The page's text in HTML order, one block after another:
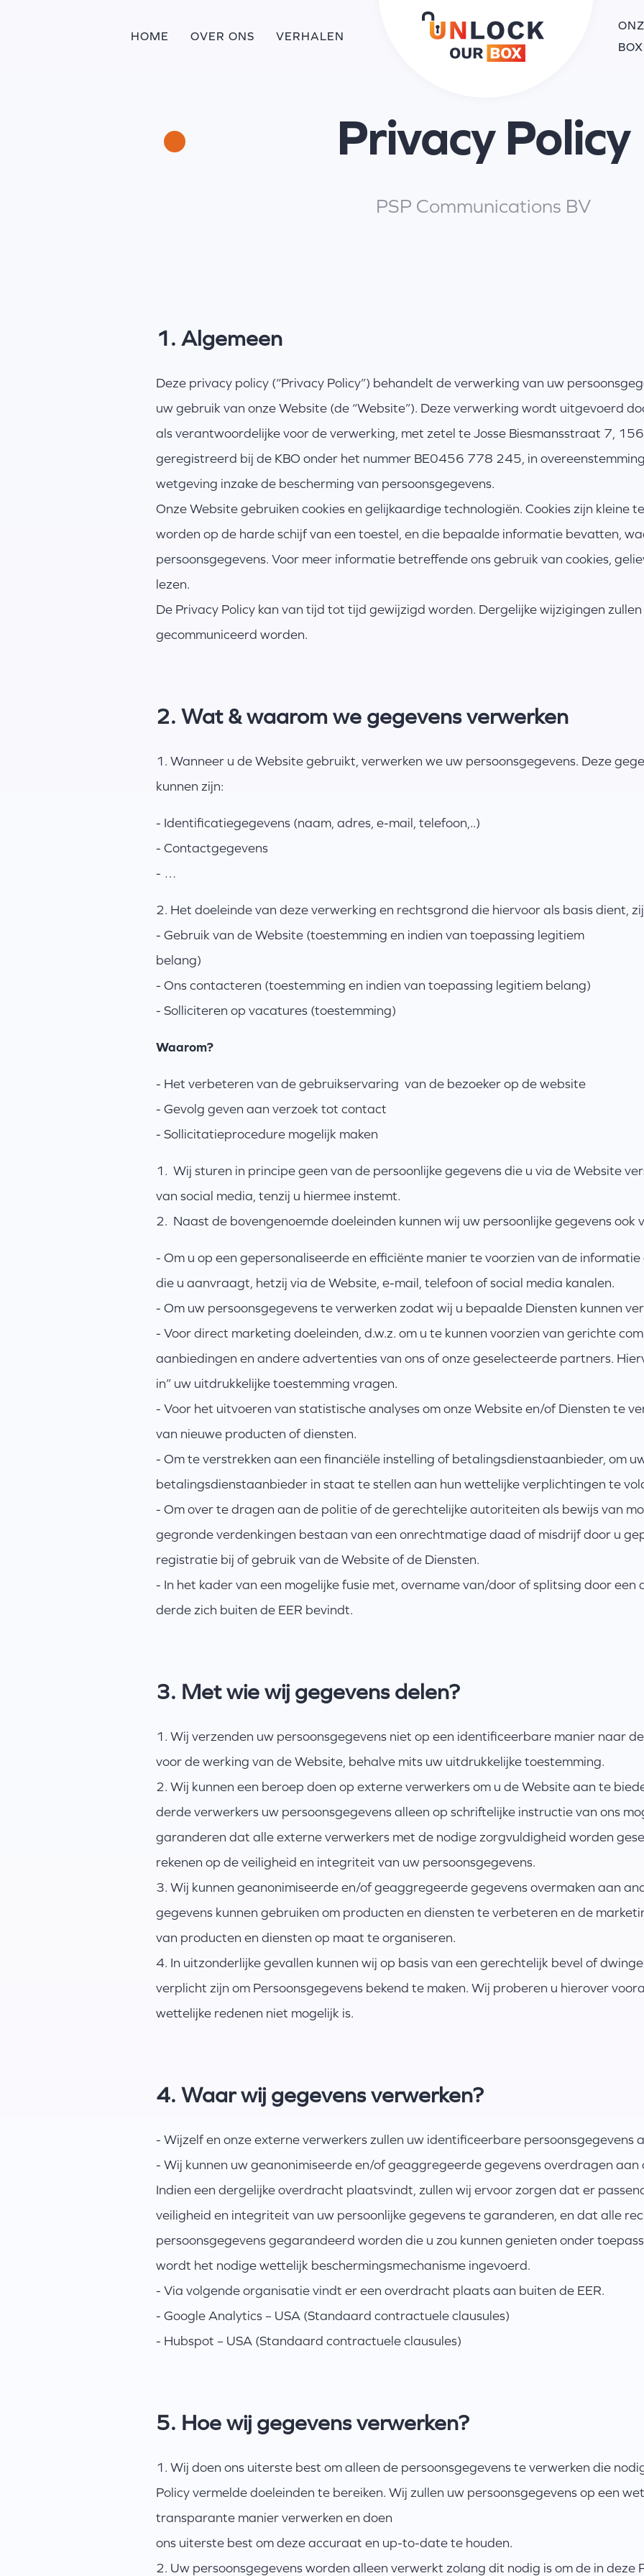
HOME OVER ONS VERHALEN
Privacy Policy
PSP Communications BV
1. Algemeen
Deze privacy policy (“Privacy Policy”) behandelt de verwerking van uw
uw gebruik van onze Website (de “Website”). Deze verwerking wordt uitgevoerd
als verantwoordelijke voor de verwerking, met zetel te Josse Biesmansstraat 7,
geregistreerd bij de KBO onder het nummer BE0456 778 245, in
wetgeving inzake de bescherming van persoonsgegevens.
Onze Website gebruiken cookies en gelijkaardige technologiën. Cookies zijn kleine
worden op de harde schijf van een toestel, en die bepaalde informatie bevatten,
persoonsgegevens. Voor meer informatie betreffende ons gebruik van cookies,
lezen.
De Privacy Policy kan van tijd tot tijd gewijzigd worden. Dergelijke wijzigingen
gecommuniceerd worden.
2. Wat & waarom we gegevens verwerken
1. Wanneer u de Website gebruikt, verwerken we uw persoonsgegevens. Deze
kunnen zijn:
- Identificatiegegevens (naam, adres, e-mail, telefoon,..)
- Contactgegevens
- …
2. Het doeleinde van deze verwerking en rechtsgrond die hiervoor als basis dient,
- Gebruik van de Website (toestemming en indien van toepassing legitiem
belang)
- Ons contacteren (toestemming en indien van toepassing legitiem belang)
- Solliciteren op vacatures (toestemming)
Waarom?
- Het verbeteren van de gebruikservaring van de bezoeker op de website
- Gevolg geven aan verzoek tot contact
- Sollicitatieprocedure mogelijk maken
1. Wij sturen in principe geen van de persoonlijke gegevens die u via de Website
van social media, tenzij u hiermee instemt.
2. Naast de bovengenoemde doeleinden kunnen wij uw persoonlijke gegevens ook
- Om u op een gepersonaliseerde en efficiënte manier te voorzien van de
die u aanvraagt, hetzij via de Website, e-mail, telefoon of social media kanalen.
- Om uw persoonsgegevens te verwerken zodat wij u bepaalde Diensten kunnen
- Voor direct marketing doeleinden, d.w.z. om u te kunnen voorzien van gerichte
aanbiedingen en andere advertenties van ons of onze geselecteerde partners.
in” uw uitdrukkelijke toestemming vragen.
- Voor het uitvoeren van statistische analyses om onze Website en/of Diensten te
van nieuwe producten of diensten.
- Om te verstrekken aan een financiële instelling of betalingsdienstaanbieder, om
betalingsdienstaanbieder in staat te stellen aan hun wettelijke verplichtingen te
- Om over te dragen aan de politie of de gerechtelijke autoriteiten als bewijs van
gegronde verdenkingen bestaan van een onrechtmatige daad of misdrijf door u
registratie bij of gebruik van de Website of de Diensten.
- In het kader van een mogelijke fusie met, overname van/door of splitsing door
derde zich buiten de EER bevindt.
3. Met wie wij gegevens delen?
1. Wij verzenden uw persoonsgegevens niet op een identificeerbare manier naar
voor de werking van de Website, behalve mits uw uitdrukkelijke toestemming.
2. Wij kunnen een beroep doen op externe verwerkers om u de Website aan te
derde verwerkers uw persoonsgegevens alleen op schriftelijke instructie van ons
garanderen dat alle externe verwerkers met de nodige zorgvuldigheid worden
rekenen op de veiligheid en integriteit van uw persoonsgegevens.
3. Wij kunnen geanonimiseerde en/of geaggregeerde gegevens overmaken aan
gegevens kunnen gebruiken om producten en diensten te verbeteren en de
van producten en diensten op maat te organiseren.
4. In uitzonderlijke gevallen kunnen wij op basis van een gerechtelijk bevel of
verplicht zijn om Persoonsgegevens bekend te maken. Wij proberen u hierover
wettelijke redenen niet mogelijk is.
4. Waar wij gegevens verwerken?
- Wijzelf en onze externe verwerkers zullen uw identificeerbare persoonsgegevens
- Wij kunnen uw geanonimiseerde en/of geaggregeerde gegevens overdragen aan
Indien een dergelijke overdracht plaatsvindt, zullen wij ervoor zorgen dat er
veiligheid en integriteit van uw persoonlijke gegevens te garanderen, en dat alle
persoonsgegevens gegarandeerd worden die u zou kunnen genieten onder
wordt het nodige wettelijk beschermingsmechanisme ingevoerd.
- Via volgende organisatie vindt er een overdracht plaats aan buiten de EER.
- Google Analytics – USA (Standaard contractuele clausules)
- Hubspot – USA (Standaard contractuele clausules)
5. Hoe wij gegevens verwerken?
1. Wij doen ons uiterste best om alleen de persoonsgegevens te verwerken die
Policy vermelde doeleinden te bereiken. Wij zullen uw persoonsgegevens op een
transparante manier verwerken en doen
ons uiterste best om deze accuraat en up-to-date te houden.
2. Uw persoonsgegevens worden alleen verwerkt zolang dit nodig is om de in deze